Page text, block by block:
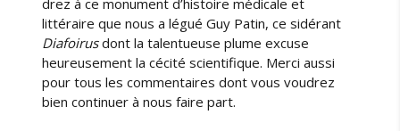
littéraire que nous a légué Guy Patin, ce sidérant
Diafoirusdont la talentueuse plume excuse
heureusement la cécité scientifique. Merci aussi
pour tous les commentaires dont vous voudrez
bien continuer à nous faire part.